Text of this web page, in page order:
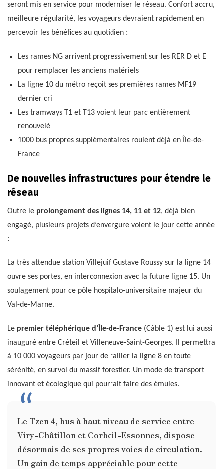
seront mis en service pour moderniser le réseau. Confort accru,
meilleure régularité, les voyageurs devraient rapidement en
percevoir les bénéfices au quotidien :
Les rames NG arrivent progressivement sur les RER D et E
pour remplacer les anciens matériels
La ligne 10 du métro reçoit ses premières rames MF19
dernier cri
Les tramways T1 et T13 voient leur parc entièrement
renouvelé
1000 bus propres supplémentaires roulent déjà en Île-de-
France
De nouvelles infrastructures pour étendre le
réseau
Outre le prolongement des lignes 14, 11 et 12, déjà bien
engagé, plusieurs projets d’envergure voient le jour cette année
:
La très attendue station Villejuif Gustave Roussy sur la ligne 14
ouvre ses portes, en interconnexion avec la future ligne 15. Un
soulagement pour ce pôle hospitalo-universitaire majeur du
Val-de-Marne.
Le premier téléphérique d’Île-de-France (Câble 1) est lui aussi
inauguré entre Créteil et Villeneuve-Saint-Georges. Il permettra
à 10 000 voyageurs par jour de rallier la ligne 8 en toute
sérénité, en survol du massif forestier. Un mode de transport
innovant et écologique qui pourrait faire des émules.
Le Tzen 4, bus à haut niveau de service entre
Viry-Châtillon et Corbeil-Essonnes, dispose
désormais de ses propres voies de circulation.
Un gain de temps appréciable pour cette